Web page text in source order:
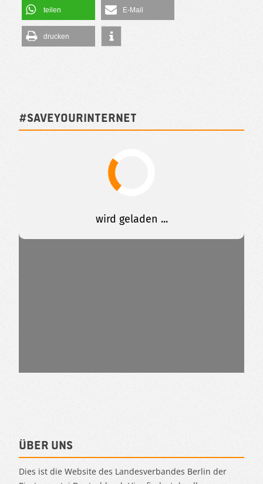
teilen E-Mail
drucken
#SAVEYOURINTERNET
Über uns
Dies ist die Website des Landesverbandes Berlin der